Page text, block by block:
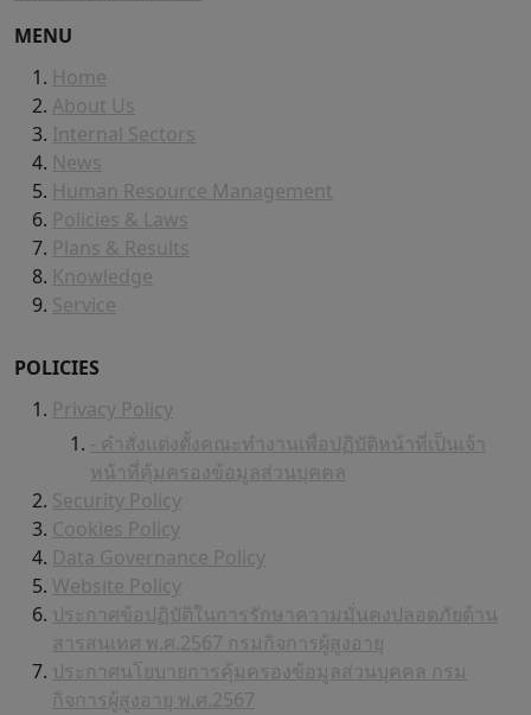
MENU
Home
About Us
Internal Sectors
News
Human Resource Management
Policies & Laws
Plans & Results
Knowledge
Service
POLICIES
Privacy Policy
- คำสั่งแต่งตั้งคณะทำงานเพื่อปฏิบัติหน้าที่เป็นเจ้า
หน้าที่คุ้มครองข้อมูลส่วนบุคคล
Security Policy
Cookies Policy
Data Governance Policy
Website Policy
ประกาศข้อปฏิบัติในการรักษาความมั่นคงปลอดภัยด้าน
สารสนเทศ พ.ศ.2567 กรมกิจการผู้สูงอายุ
ประกาศนโยบายการคุ้มครองข้อมูลส่วนบุคคล กรม
กิจการผู้สูงอายุ พ.ศ.2567